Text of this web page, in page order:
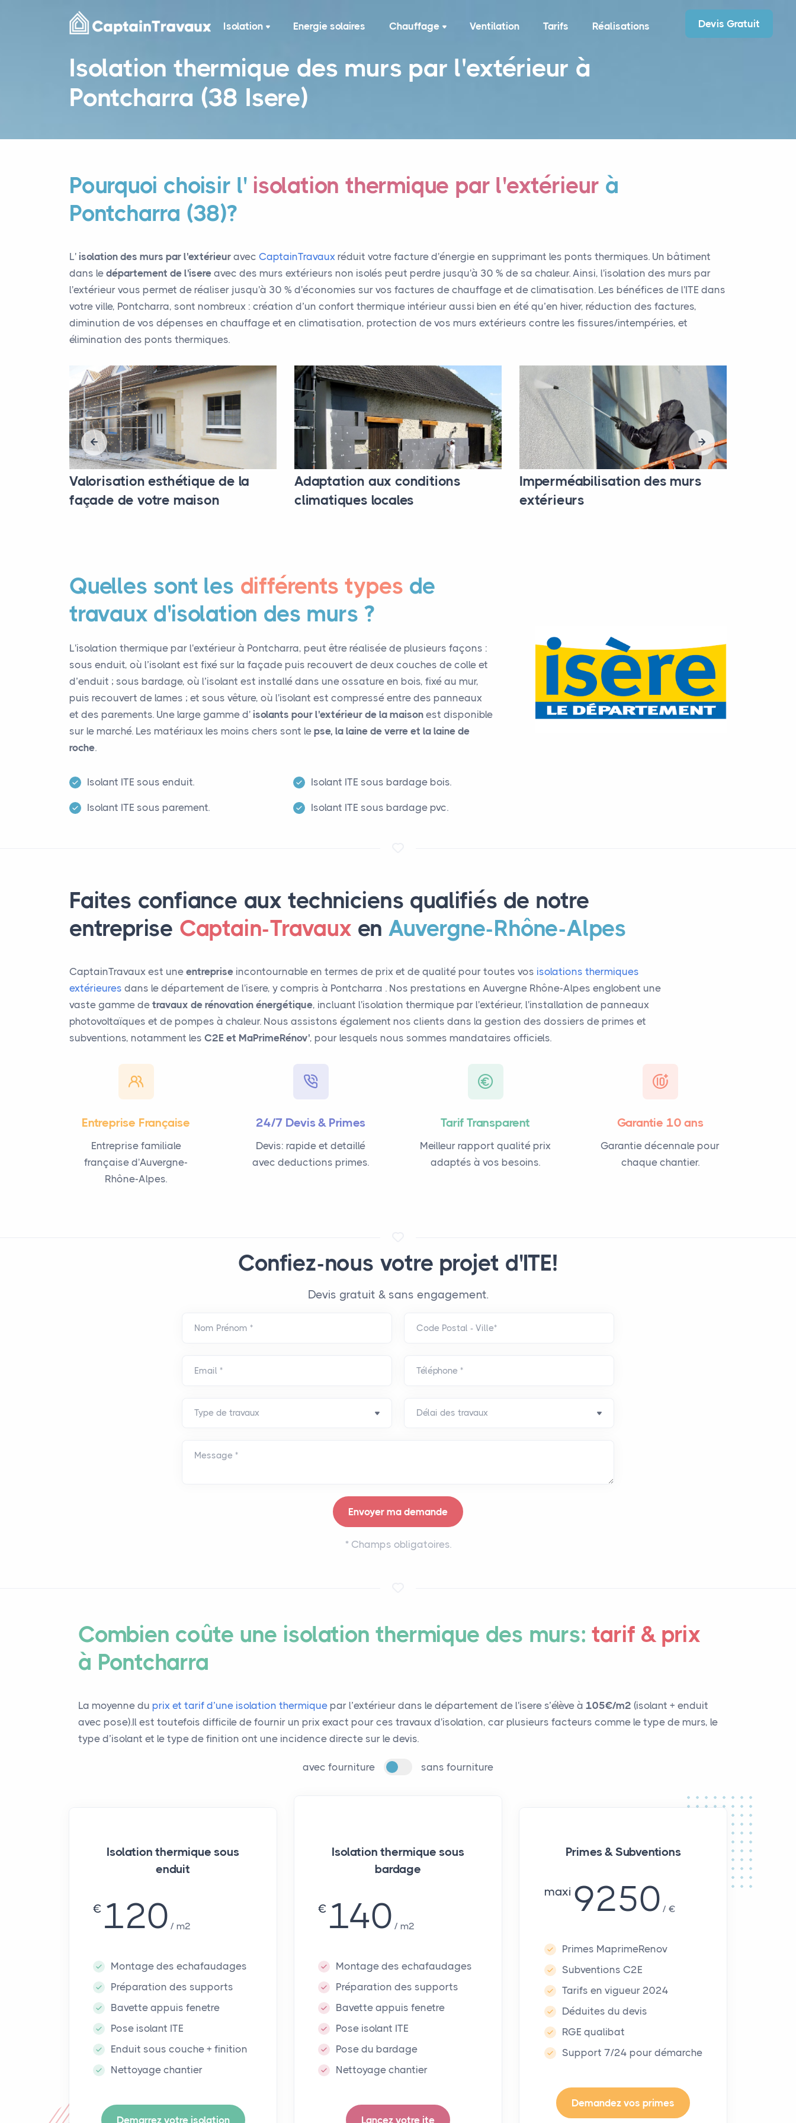
Isolation Energie solaires Chauffage Ventilation Tarifs Réalisations Devis Gratuit
Isolation thermique des murs par l'extérieur à
Pontcharra (38 Isere)
Pourquoi choisir l' isolation thermique par l'extérieur à
Pontcharra (38)?
L' isolation des murs par l'extérieur avec CaptainTravaux réduit votre facture d'énergie en supprimant les ponts thermiques. Un bâtiment
dans le département de l'isere avec des murs extérieurs non isolés peut perdre jusqu'à 30 % de sa chaleur. Ainsi, l'isolation des murs par
l'extérieur vous permet de réaliser jusqu'à 30 % d'économies sur vos factures de chauffage et de climatisation. Les bénéfices de l'ITE dans
votre ville, Pontcharra, sont nombreux : création d’un confort thermique intérieur aussi bien en été qu’en hiver, réduction des factures,
diminution de vos dépenses en chauffage et en climatisation, protection de vos murs extérieurs contre les fissures/intempéries, et
élimination des ponts thermiques.
Valorisation esthétique de la
façade de votre maison
Adaptation aux conditions
climatiques locales
Imperméabilisation des murs
extérieurs
Quelles sont les différents types de
travaux d'isolation des murs ?
L'isolation thermique par l'extérieur à Pontcharra, peut être réalisée de plusieurs façons :
sous enduit, où l’isolant est fixé sur la façade puis recouvert de deux couches de colle et
d’enduit ; sous bardage, où l’isolant est installé dans une ossature en bois, fixé au mur,
puis recouvert de lames ; et sous vêture, où l'isolant est compressé entre des panneaux
et des parements. Une large gamme d' isolants pour l'extérieur de la maison est disponible
sur le marché. Les matériaux les moins chers sont le pse, la laine de verre et la laine de
roche.
Isolant ITE sous enduit.
Isolant ITE sous parement.
Isolant ITE sous bardage bois.
Isolant ITE sous bardage pvc.
Faites confiance aux techniciens qualifiés de notre
entreprise Captain-Travaux enAuvergne-Rhône-Alpes
CaptainTravaux est une entreprise incontournable en termes de prix et de qualité pour toutes vos isolations thermiques
extérieures dans le département de l'isere, y compris à Pontcharra . Nos prestations en Auvergne Rhône-Alpes englobent une
vaste gamme de travaux de rénovation énergétique, incluant l'isolation thermique par l'extérieur, l'installation de panneaux
photovoltaïques et de pompes à chaleur. Nous assistons également nos clients dans la gestion des dossiers de primes et
subventions, notamment les C2E et MaPrimeRénov', pour lesquels nous sommes mandataires officiels.
Entreprise Française
Entreprise familiale
française d'Auvergne-
Rhône-Alpes.
24/7 Devis & Primes
Devis: rapide et detaillé
avec deductions primes.
Tarif Transparent
Meilleur rapport qualité prix
adaptés à vos besoins.
Garantie 10 ans
Garantie décennale pour
chaque chantier.
Confiez-nous votre projet d'ITE!
Devis gratuit & sans engagement.
Nom Prénom * Code Postal - Ville*
Email * Téléphone *
Message *
*Champs obligatoires.
Combien coûte une isolation thermique des murs:tarif & prix
à Pontcharra
La moyenne du prix et tarif d’une isolation thermique par l’extérieur dans le département de l'isere s’élève à 105€/m² (isolant + enduit
avec pose).Il est toutefois difficile de fournir un prix exact pour ces travaux d'isolation, car plusieurs facteurs comme le type de murs, le
type d’isolant et le type de finition ont une incidence directe sur le devis.
avec fourniture sans fourniture
Isolation thermique sous
enduit
€ 120 m²
Montage des echafaudages
Préparation des supports
Bavette appuis fenetre
Pose isolant ITE
Enduit sous couche + finition
Nettoyage chantier
Demarrez votre isolation
Isolation thermique sous
bardage
€ 140 m²
Montage des echafaudages
Préparation des supports
Bavette appuis fenetre
Pose isolant ITE
Pose du bardage
Nettoyage chantier
Lancez votre ite
Primes & Subventions
maxi 9250 €
Primes MaprimeRenov
Subventions C2E
Tarifs en vigueur 2024
Déduites du devis
RGE qualibat
Support 7/24 pour démarche
Demandez vos primes